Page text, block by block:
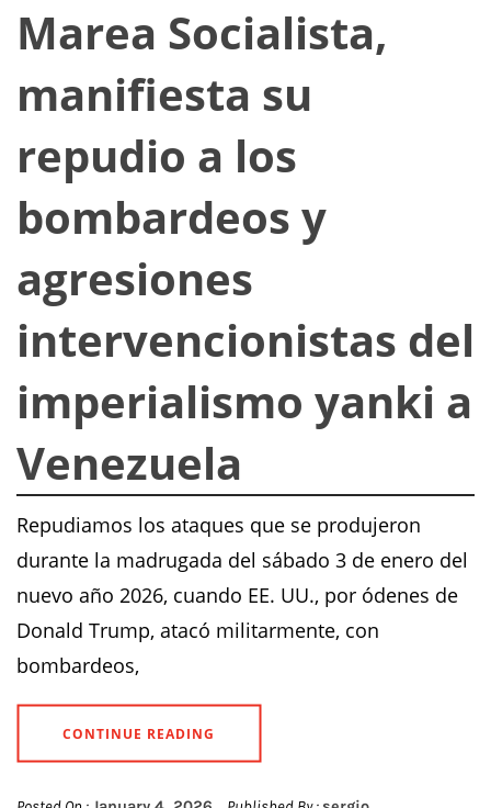
Marea Socialista,
manifiesta su
repudio a los
bombardeos y
agresiones
intervencionistas del
imperialismo yanki a
Venezuela
Repudiamos los ataques que se produjeron
durante la madrugada del sábado 3 de enero del
nuevo año 2026, cuando EE. UU., por ódenes de
Donald Trump, atacó militarmente, con
bombardeos,
CONTINUE READING